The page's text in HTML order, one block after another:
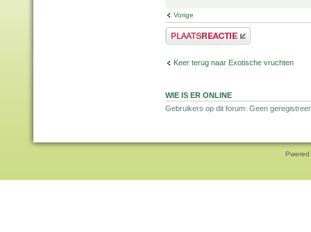
Vorige
Plaats een reactie
Keer terug naar Exotische vruchten
WIE IS ER ONLINE
Gebruikers op dit forum: Geen